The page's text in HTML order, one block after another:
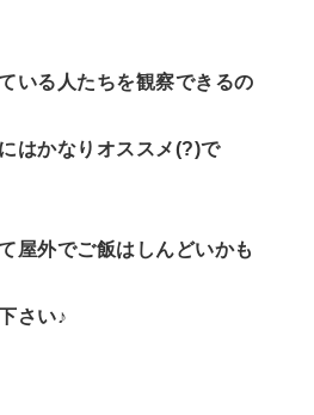
いる人たちを観察できるの
はかなりオススメ(?)で
屋外でご飯はしんどいかも
さい♪